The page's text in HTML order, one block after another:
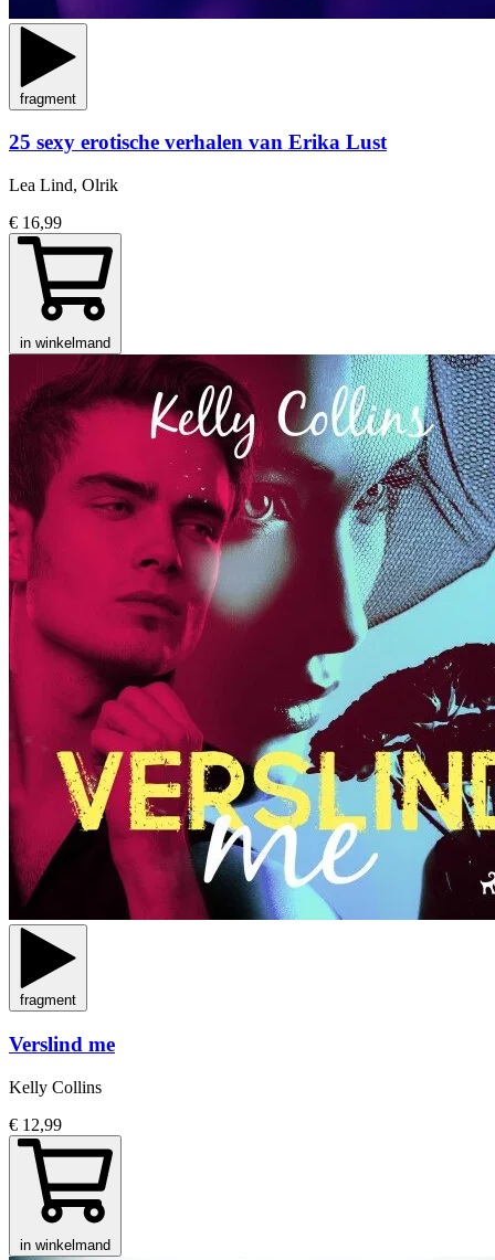
fragment
25 sexy erotische verhalen van Erika Lust
Lea Lind, Olrik
€ 16,99
in winkelmand
fragment
Verslind me
Kelly Collins
€ 12,99
in winkelmand